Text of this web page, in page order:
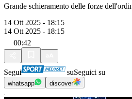
Grande schieramento delle forze
14 Ott 2025 - 18:15
14 Ott 2025 - 18:15
00:42
Segui suSeguici su
whatsapp discover